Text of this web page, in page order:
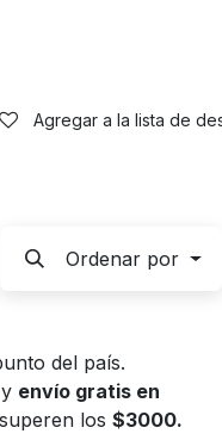
Agregar a la lista de
Ordenar por
del país.
envío gratis en
los $3000.